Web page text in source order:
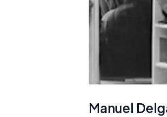
Manuel